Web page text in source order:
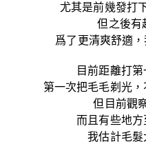
尤其是前幾發打
但之後有
爲了更清爽舒適
目前距離打
第一次把毛毛剃光
但目前觀
而且有些地
我估計毛髮